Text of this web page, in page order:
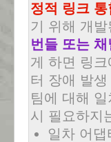
정적 링크
기 위해 개
번들 또는
게 하면 링
터 장애 발
팀에 대해
시 필요하지
일차 어